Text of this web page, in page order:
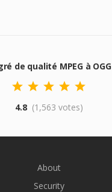
de qualité MPEG à OGG
4.8 (1,563 votes)
About
Security